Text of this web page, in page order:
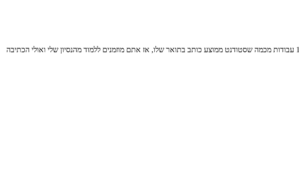
לסטודנטים. כנראה שכתבתי יותר מפי 100 עבודות מכמה שסטודנט ממוצע כותב בתואר שלו, אז אתם מוזמנים ללמוד מהנסיון שלי ואולי הכתיבה